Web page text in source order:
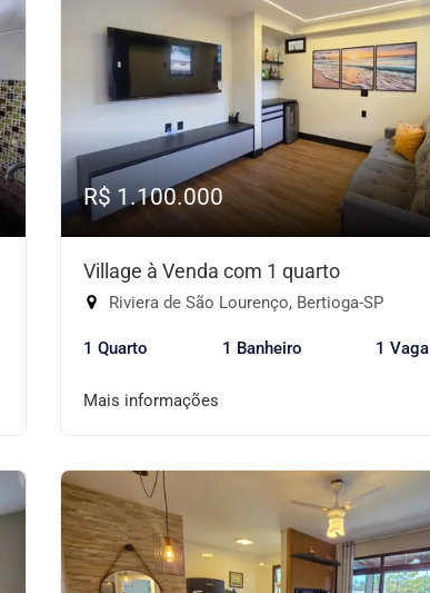
R$ 1.100.000
Village à Venda com 1 quarto
Riviera de São Lourenço, Bertioga-SP
1 Quarto 1 Banheiro 1 Vaga
Mais informações